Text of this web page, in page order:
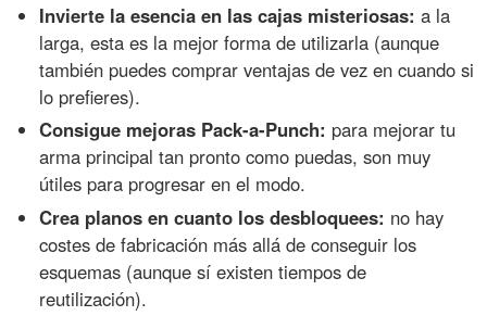
Invierte la esencia en las cajas misteriosas: a la
larga, esta es la mejor forma de utilizarla (aunque
también puedes comprar ventajas de vez en cuando si
lo prefieres).
Consigue mejoras Pack-a-Punch: para mejorar tu
arma principal tan pronto como puedas, son muy
útiles para progresar en el modo.
Crea planos en cuanto los desbloquees: no hay
costes de fabricación más allá de conseguir los
esquemas (aunque sí existen tiempos de
reutilización).